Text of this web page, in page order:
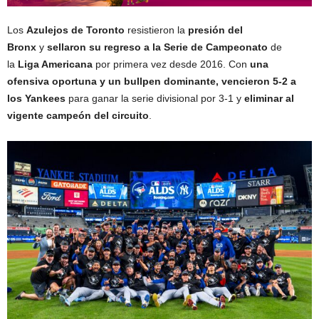
Los Azulejos de Toronto resistieron la presión del
Bronx y sellaron su regreso a la Serie de Campeonato de
la Liga Americana por primera vez desde 2016. Con una
ofensiva oportuna y un bullpen dominante, vencieron 5-2 a
los Yankees para ganar la serie divisional por 3-1 y eliminar al
vigente campeón del circuito